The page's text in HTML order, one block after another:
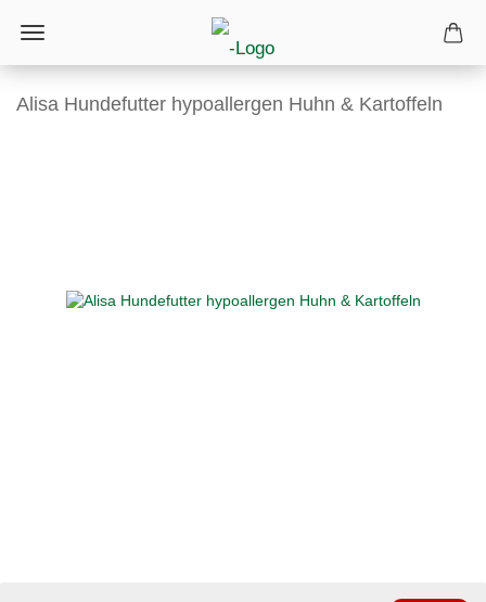
Alisa Hundefutter hypoallergen Huhn & Kartoffeln